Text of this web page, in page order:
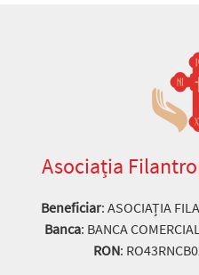
Asociația
Beneficiar: ASOCIAȚIA
Banca: BANCA
RON: